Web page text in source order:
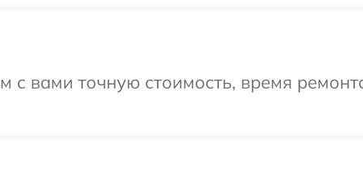
с вами точную стоимость, время